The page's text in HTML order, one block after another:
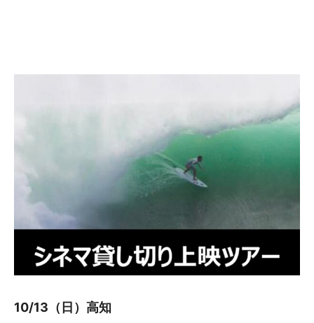
10/13（日）高知